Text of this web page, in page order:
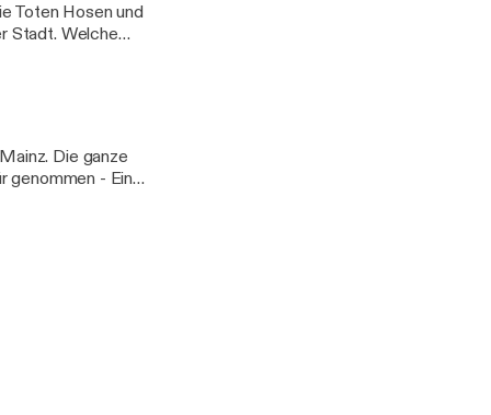
Felix
Toten Hosen und
Stadt. Welche
Felix
Die ganze
genommen - Ein